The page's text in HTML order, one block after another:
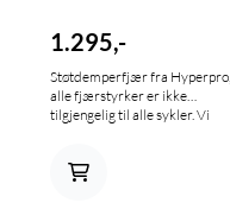
1.295,-
Støtdemperfjær fra Hyperpro,
alle fjærstyrker er ikke
tilgjengelig til alle sykler. Vi